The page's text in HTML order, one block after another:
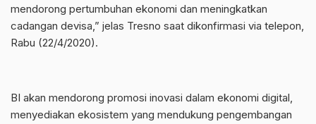
mendorong pertumbuhan ekonomi dan meningkatkan
cadangan devisa,” jelas Tresno saat dikonfirmasi via telepon,
Rabu (22/4/2020).
BI akan mendorong promosi inovasi dalam ekonomi digital,
menyediakan ekosistem yang mendukung pengembangan